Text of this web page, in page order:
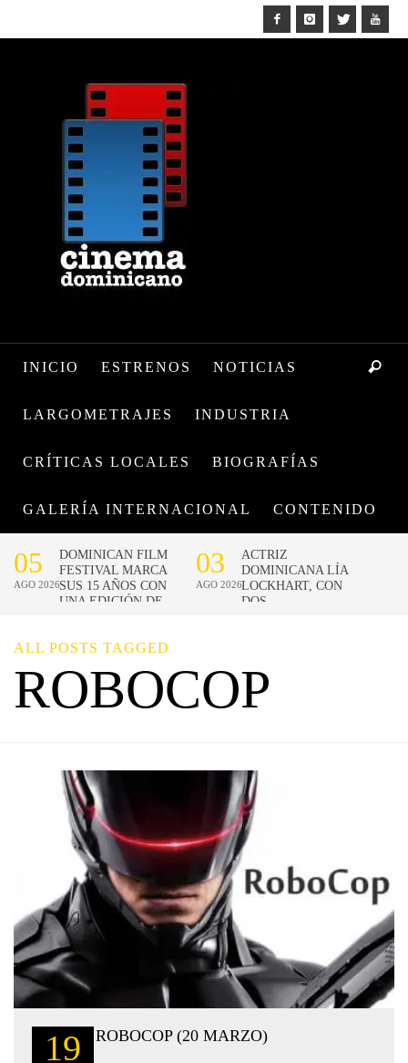
INICIO ESTRENOS NOTICIAS
LARGOMETRAJES INDUSTRIA
CRÍTICAS LOCALES BIOGRAFÍAS
GALERÍA INTERNACIONAL CONTENIDO
ALL POSTS TAGGED
ROBOCOP
19 ROBOCOP (20 MARZO)